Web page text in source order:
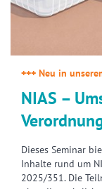
+++ Neu in
NIAS –
Dieses Seminar
Inhalte rund um
2025/351. Die